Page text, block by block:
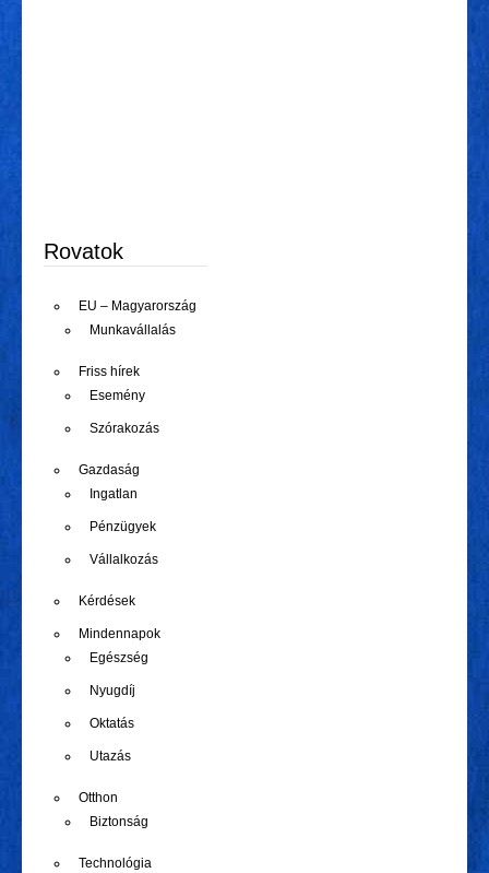
Rovatok
EU – Magyarország
Munkavállalás
Friss hírek
Esemény
Szórakozás
Gazdaság
Ingatlan
Pénzügyek
Vállalkozás
Kérdések
Mindennapok
Egészség
Nyugdíj
Oktatás
Utazás
Otthon
Biztonság
Technológia